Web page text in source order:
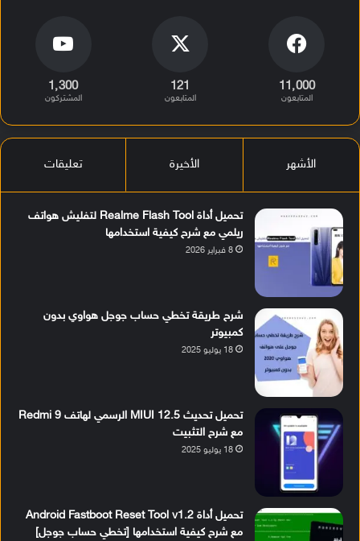
11٬000
المتابعون
121
المتابعون
1٬300
المشتركون
الأشهر الأخيرة تعليقات
تحميل أداة Realme Flash Tool لتفليش هواتف
ريلمي مع شرح كيفية استخدامها
8 فبراير 2026
شرح طريقة تخطي حساب جوجل هواوي بدون
كمبيوتر
18 يوليو 2025
تحميل تحديث MIUI 12.5 الرسمي لهاتف Redmi 9
مع شرح التثبيت
18 يوليو 2025
تحميل أداة Android Fastboot Reset Tool v1.2
مع شرح كيفية استخدامها [تخطي حساب جوجل]